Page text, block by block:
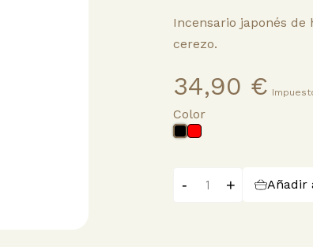
Incensario japonés
cerezo.
34,90 €
Color
Negro
Rojo
- + Añadir